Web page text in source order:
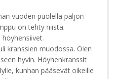
vuoden puolella paljon
on tehty niistä.
kranssien muodossa. Olen
hyvin. Höyhenkranssit
kunhan pääsevät oikeille